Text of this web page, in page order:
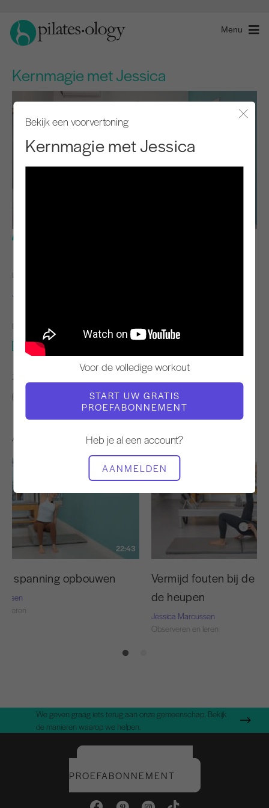
Menu
Kernmagie met Jessica
Bekijk een voorvertoning
Kernmagie met Jessica
Voor de volledige workout
START UW GRATIS
PROEFABONNEMENT
Heb je al een account?
AANMELDEN
LERAAR
Jessica Marcussen
BENODIGDE APPARATUUR
Mat met magische cirkel
ZOEK VERGELIJKBARE LESSEN VOOR
30 - 40 min Mat met magische cirkel
Andere workouts die je misschien leuk vindt
22:43
spanning opbouwen
leren
Vermijd fouten bij de
de heupen
Jessica Marcussen
Observeren en leren
We geven graag iets terug aan onze gemeenschap. Bekijk
de manieren waarop we helpen.
PROEFABONNEMENT